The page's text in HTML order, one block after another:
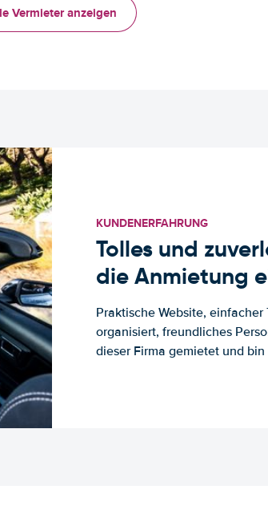
Vermieter anzeigen
KUNDENERFAHRUNG
Tolles und
die Anmietung
Praktische Website,
organisiert, freundliches
dieser Firma gemietet und